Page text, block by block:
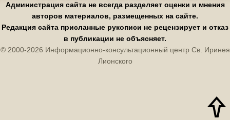
Администрация сайта не всегда разделяет оценки и мнения
авторов материалов, размещенных на сайте.
Редакция сайта присланные рукописи не рецензирует и отказ
в публикации не объясняет.
© 2000-2026 Информационно-консультационный центр Св. Иринея
Лионского